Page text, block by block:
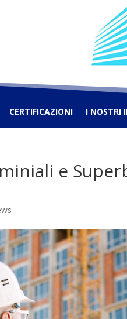
CERTIFICAZIONI I NOSTRI
e